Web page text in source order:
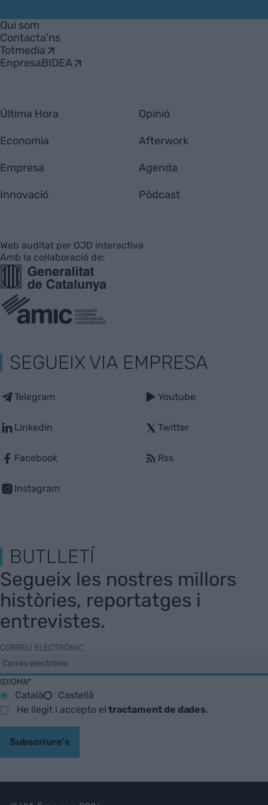
Empresa
Qui som
Contacta'ns
Totmedia
EnpresaBIDEA
Última Hora
Economia
Empresa
Innovació
Opinió
Afterwork
Agenda
Pòdcast
Web auditat per OJD interactiva
Amb la col·laboració de:
SEGUEIX VIA EMPRESA
Telegram
Linkedin
Facebook
Instagram
Youtube
Twitter
Rss
BUTLLETÍ
Segueix les nostres millors
històries, reportatges i
entrevistes.
CORREU ELECTRÒNIC
IDIOMA*
Català
Castellà
He llegit i accepto eltractament de dades.
Subscriure's